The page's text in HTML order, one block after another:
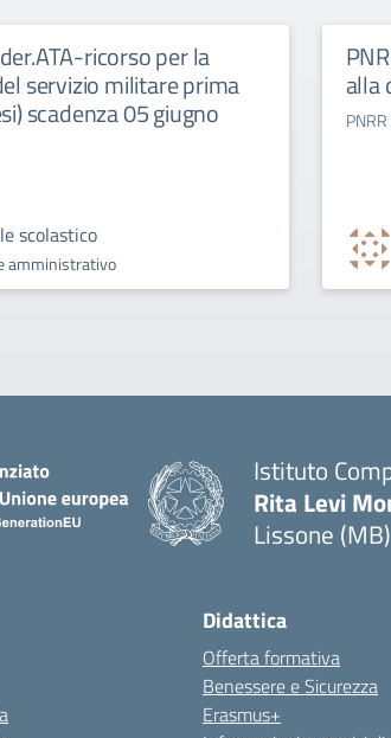
ricorso per la
servizio militare prima
scadenza 05 giugno
scolastico
amministrativo
alla
Istituto
Rita Levi
Lissone (MB)
Didattica
Offerta formativa
Benessere e Sicurezza
Erasmus+